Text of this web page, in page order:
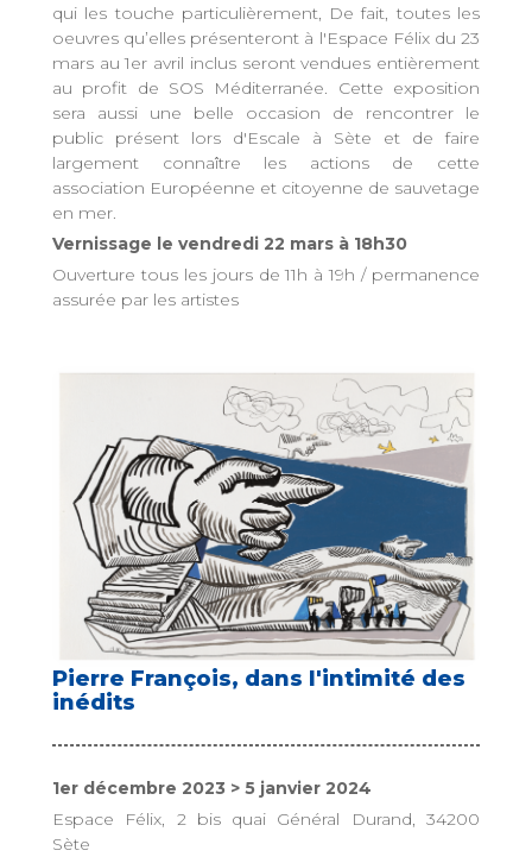
qui les touche particulièrement, De fait, toutes les
oeuvres qu’elles présenteront à l'Espace Félix du 23
mars au 1er avril inclus seront vendues entièrement
au profit de SOS Méditerranée. Cette exposition
sera aussi une belle occasion de rencontrer le
public présent lors d'Escale à Sète et de faire
largement connaître les actions de cette
association Européenne et citoyenne de sauvetage
en mer.
Vernissage le vendredi 22 mars à 18h30
Ouverture tous les jours de 11h à 19h / permanence
assurée par les artistes
Pierre François, dans l'intimité des
inédits
1er décembre 2023 > 5 janvier 2024
Espace Félix, 2 bis quai Général Durand, 34200
Sète